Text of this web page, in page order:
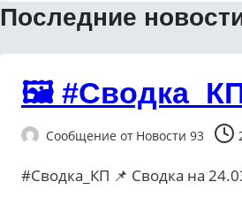
Последние
🖼 #Сводка_КП
Сообщение от Новости 93
#Сводка_КП 📌 Сводка на